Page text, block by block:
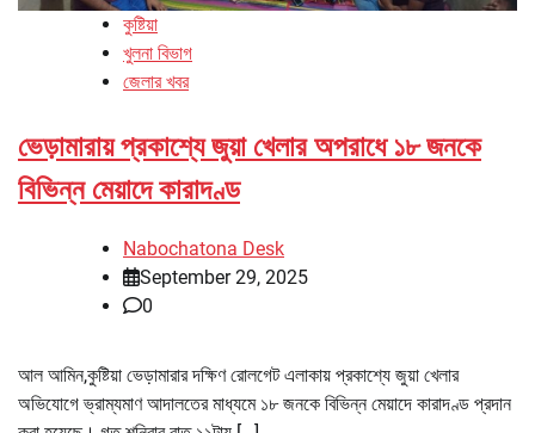
কুষ্টিয়া
খুলনা বিভাগ
জেলার খবর
ভেড়ামারায় প্রকাশ্যে জুয়া খেলার অপরাধে ১৮ জনকে
বিভিন্ন মেয়াদে কারাদণ্ড
Nabochatona Desk
September 29, 2025
0
আল আমিন,কুষ্টিয়া ভেড়ামারার দক্ষিণ রোলগেট এলাকায় প্রকাশ্যে জুয়া খেলার
অভিযোগে ভ্রাম্যমাণ আদালতের মাধ্যমে ১৮ জনকে বিভিন্ন মেয়াদে কারাদণ্ড প্রদান